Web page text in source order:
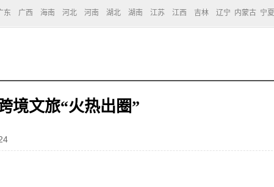
东 广西 海南 河北 河南 湖北 湖南 江苏 江西 吉林 辽宁 内蒙古 宁夏
境文旅“火热出圈”